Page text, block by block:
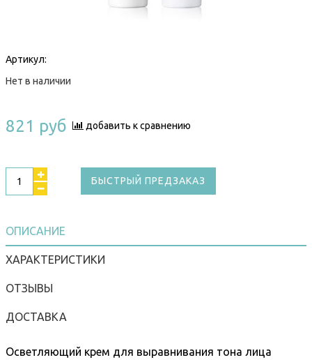
Артикул:
Нет в наличии
821 руб добавить к сравнению
БЫСТРЫЙ ПРЕДЗАКАЗ
ОПИСАНИЕ
ХАРАКТЕРИСТИКИ
ОТЗЫВЫ
ДОСТАВКА
Осветляющий крем для выравнивания тона лица